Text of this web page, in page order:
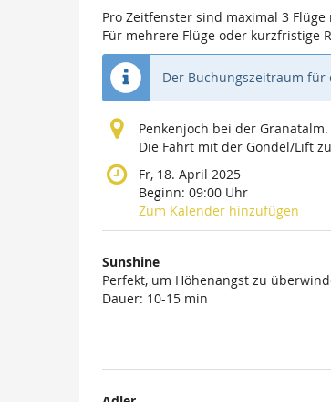
Pro Zeitfenster sind maximal 3 Flüge
Für mehrere Flüge oder kurzfristige
Der Buchungszeitraum
Penkenjoch bei der Granatalm.
Die Fahrt mit der Gondel/Lift
Fr, 18. April 2025
Beginn: 09:00 Uhr
Zum Kalender hinzufügen
Produkte
Unkategorisierte
Produkte
Sunshine
Perfekt, um Höhenangst zu
Dauer: 10-15 min